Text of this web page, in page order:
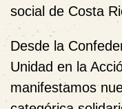
social de Costa
Desde la
Unidad en la
manifestamos